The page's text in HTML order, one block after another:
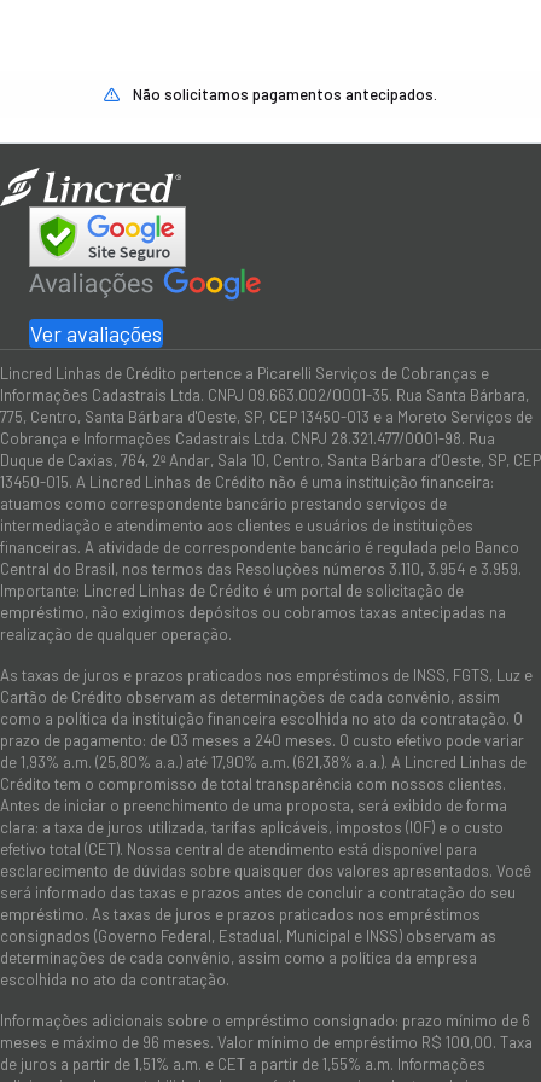
Não solicitamos pagamentos antecipados.
Ver avaliações
Lincred Linhas de Crédito pertence a Picarelli Serviços de Cobranças e
Informações Cadastrais Ltda. CNPJ 09.663.002/0001-35. Rua Santa Bárbara,
775, Centro, Santa Bárbara d'Oeste, SP, CEP 13450-013 e a Moreto Serviços de
Cobrança e Informações Cadastrais Ltda. CNPJ 28.321.477/0001-98. Rua
Duque de Caxias, 764, 2º Andar, Sala 10, Centro, Santa Bárbara d’Oeste, SP, CEP
13450-015. A Lincred Linhas de Crédito não é uma instituição financeira:
atuamos como correspondente bancário prestando serviços de
intermediação e atendimento aos clientes e usuários de instituições
financeiras. A atividade de correspondente bancário é regulada pelo Banco
Central do Brasil, nos termos das Resoluções números 3.110, 3.954 e 3.959.
Importante: Lincred Linhas de Crédito é um portal de solicitação de
empréstimo, não exigimos depósitos ou cobramos taxas antecipadas na
realização de qualquer operação.
As taxas de juros e prazos praticados nos empréstimos de INSS, FGTS, Luz e
Cartão de Crédito observam as determinações de cada convênio, assim
como a política da instituição financeira escolhida no ato da contratação. O
prazo de pagamento: de 03 meses a 240 meses. O custo efetivo pode variar
de 1,93% a.m. (25,80% a.a.) até 17,90% a.m. (621,38% a.a.). A Lincred Linhas de
Crédito tem o compromisso de total transparência com nossos clientes.
Antes de iniciar o preenchimento de uma proposta, será exibido de forma
clara: a taxa de juros utilizada, tarifas aplicáveis, impostos (IOF) e o custo
efetivo total (CET). Nossa central de atendimento está disponível para
esclarecimento de dúvidas sobre quaisquer dos valores apresentados. Você
será informado das taxas e prazos antes de concluir a contratação do seu
empréstimo. As taxas de juros e prazos praticados nos empréstimos
consignados (Governo Federal, Estadual, Municipal e INSS) observam as
determinações de cada convênio, assim como a política da empresa
escolhida no ato da contratação.
Informações adicionais sobre o empréstimo consignado: prazo mínimo de 6
meses e máximo de 96 meses. Valor mínimo de empréstimo R$ 100,00. Taxa
de juros a partir de 1,51% a.m. e CET a partir de 1,55% a.m. Informações